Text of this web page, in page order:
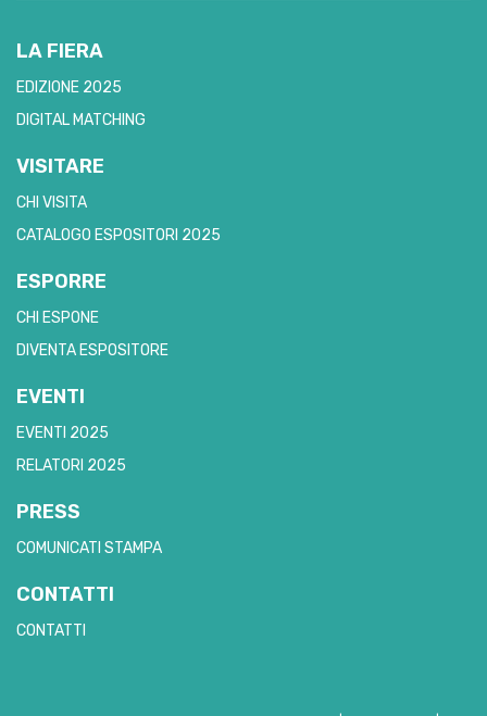
LA FIERA
EDIZIONE 2025
DIGITAL MATCHING
VISITARE
CHI VISITA
CATALOGO ESPOSITORI 2025
ESPORRE
CHI ESPONE
DIVENTA ESPOSITORE
EVENTI
EVENTI 2025
RELATORI 2025
PRESS
COMUNICATI STAMPA
CONTATTI
CONTATTI